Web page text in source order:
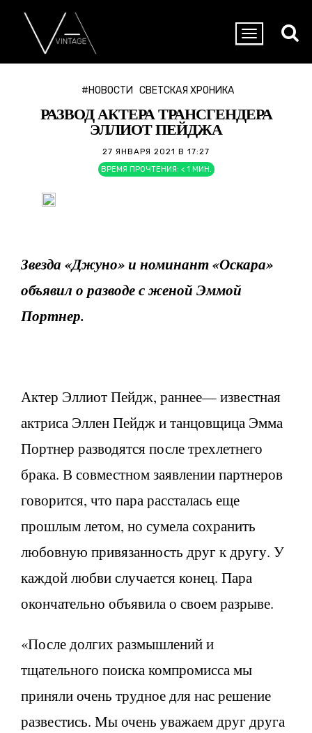
#НОВОСТИ СВЕТСКАЯ ХРОНИКА
РАЗВОД АКТЕРА ТРАНСГЕНДЕРА
ЭЛЛИОТ ПЕЙДЖА
27 ЯНВАРЯ 2021 В 17:27
ВРЕМЯ ПРОЧТЕНИЯ: < 1 МИН.
Звезда «Джуно» и номинант «Оскара»
объявил о разводе с женой Эммой
Портнер.
Актер Эллиот Пейдж, раннее— известная
актриса Эллен Пейдж и танцовщица Эмма
Портнер разводятся после трехлетнего
брака. В совместном заявлении партнеров
говорится, что пара рассталась еще
прошлым летом, но сумела сохранить
любовную привязанность друг к другу. У
каждой любви случается конец. Пара
окончательно объявила о своем разрыве.
«После долгих размышлений и
тщательного поиска компромисса мы
приняли очень трудное для нас решение
развестись. Мы очень уважаем друг друга